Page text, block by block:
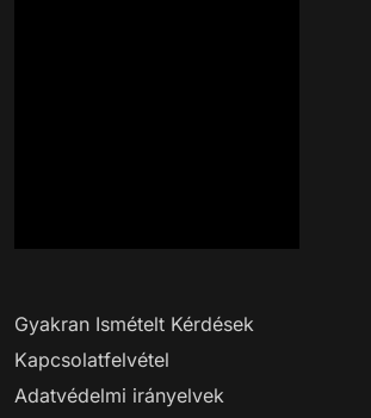
Gyakran Ismételt Kérdések
Kapcsolatfelvétel
Adatvédelmi irányelvek